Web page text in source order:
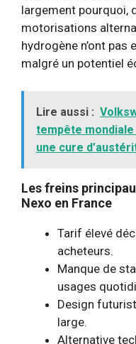
largement pourquoi,
motorisations
hydrogène n’ont pas
malgré un potentiel
Lire aussi :
tempête
une cure
Les freins
Nexo en France
Tarif élevé
acheteurs.
Manque de
usages
Design
large.
Alternative